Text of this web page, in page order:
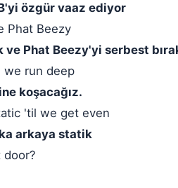
özgür vaaz ediyor
Phat Beezy
ve Phat Beezy'yi serbest
we run deep
koşacağız.
'til we get even
arkaya statik